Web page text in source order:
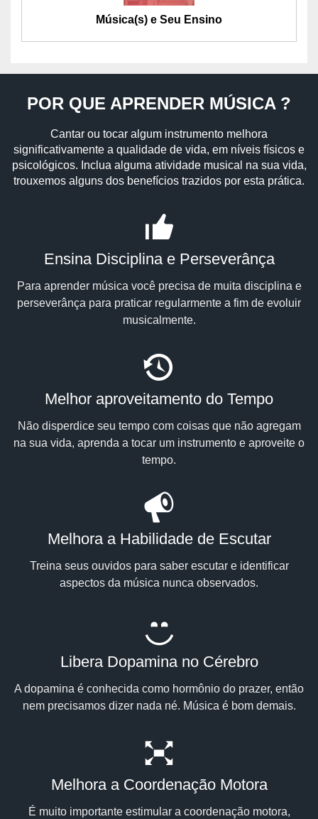
Música(s) e Seu Ensino
POR QUE APRENDER MÚSICA ?
Cantar ou tocar algum instrumento melhora
significativamente a qualidade de vida, em níveis físicos e
psicológicos. Inclua alguma atividade musical na sua vida,
trouxemos alguns dos benefícios trazidos por esta prática.
Ensina Disciplina e Perseverânça
Para aprender música você precisa de muita disciplina e
perseverânça para praticar regularmente a fim de evoluir
musicalmente.
Melhor aproveitamento do Tempo
Não disperdice seu tempo com coisas que não agregam
na sua vida, aprenda a tocar um instrumento e aproveite o
tempo.
Melhora a Habilidade de Escutar
Treina seus ouvidos para saber escutar e identificar
aspectos da música nunca observados.
Libera Dopamina no Cérebro
A dopamina é conhecida como hormônio do prazer, então
nem precisamos dizer nada né. Música é bom demais.
Melhora a Coordenação Motora
É muito importante estimular a coordenação motora,